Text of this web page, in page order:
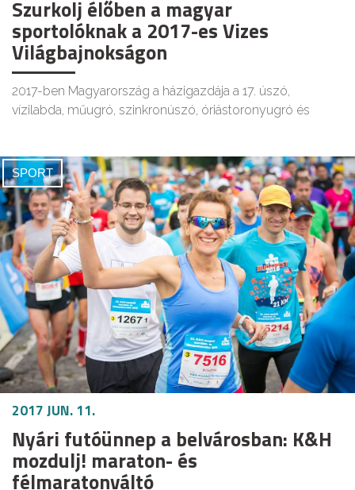
Szurkolj élőben a magyar
sportolóknak a 2017-es Vizes
Világbajnokságon
2017-ben Magyarország a házigazdája a 17. úszó,
vízilabda, műugró, szinkronúszó, óriástoronyugró és
SPORT
2017 JUN. 11.
Nyári futóünnep a belvárosban: K&H
mozdulj! maraton- és
félmaratonváltó